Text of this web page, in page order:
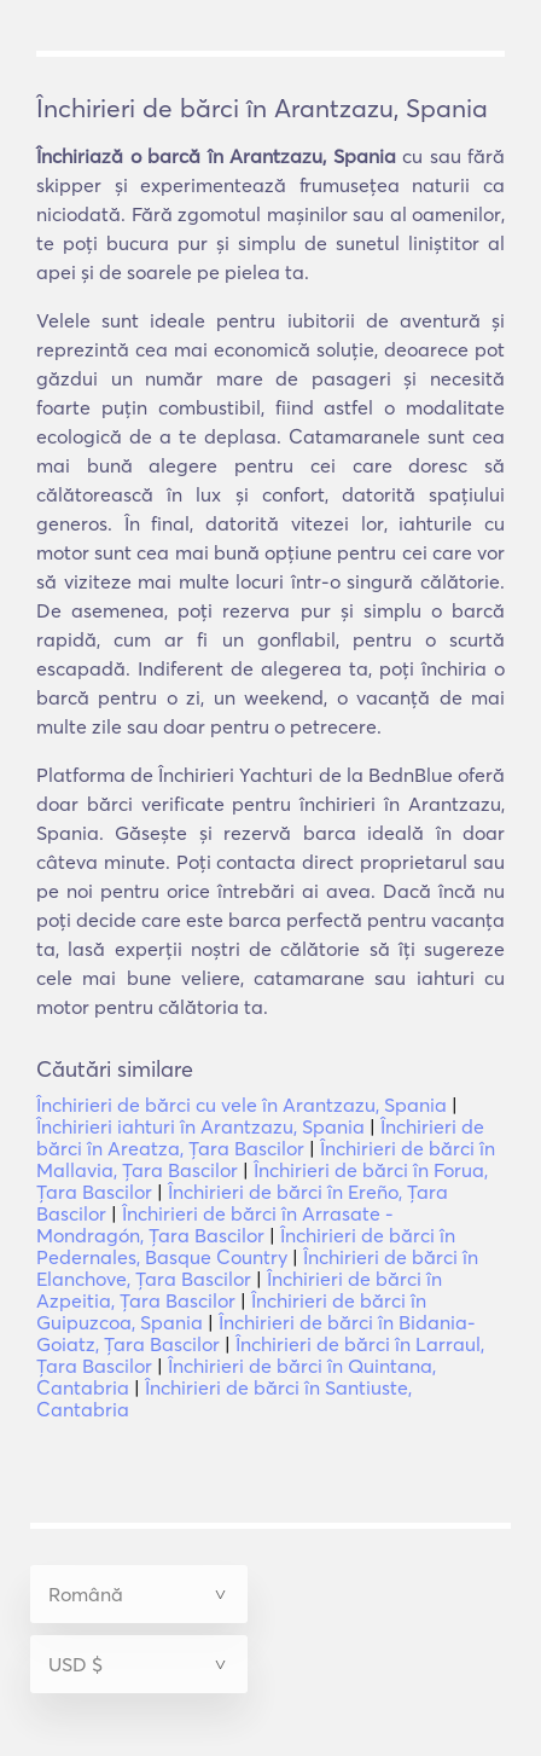
Închirieri de bărci în Arantzazu, Spania
Închiriază o barcă în Arantzazu, Spaniacu sau fără
skipper și experimentează frumusețea naturii ca
niciodată. Fără zgomotul mașinilor sau al oamenilor,
te poți bucura pur și simplu de sunetul liniștitor al
apei și de soarele pe pielea ta.
Velele sunt ideale pentru iubitorii de aventură și
reprezintă cea mai economică soluție, deoarece pot
găzdui un număr mare de pasageri și necesită
foarte puțin combustibil, fiind astfel o modalitate
ecologică de a te deplasa. Catamaranele sunt cea
mai bună alegere pentru cei care doresc să
călătorească în lux și confort, datorită spațiului
generos. În final, datorită vitezei lor, iahturile cu
motor sunt cea mai bună opțiune pentru cei care vor
să viziteze mai multe locuri într-o singură călătorie.
De asemenea, poți rezerva pur și simplu o barcă
rapidă, cum ar fi un gonflabil, pentru o scurtă
escapadă. Indiferent de alegerea ta, poți închiria o
barcă pentru o zi, un weekend, o vacanță de mai
multe zile sau doar pentru o petrecere.
Platforma de Închirieri Yachturi de la BednBlue oferă
doar bărci verificate pentru închirieri în Arantzazu,
Spania. Găsește și rezervă barca ideală în doar
câteva minute. Poți contacta direct proprietarul sau
pe noi pentru orice întrebări ai avea. Dacă încă nu
poți decide care este barca perfectă pentru vacanța
ta, lasă experții noștri de călătorie să îți sugereze
cele mai bune veliere, catamarane sau iahturi cu
motor pentru călătoria ta.
Căutări similare
Închirieri de bărci cu vele în Arantzazu, Spania |
Închirieri iahturi în Arantzazu, Spania | Închirieri de
bărci în Areatza, Ţara Bascilor | Închirieri de bărci în
Mallavia, Ţara Bascilor | Închirieri de bărci în Forua,
Ţara Bascilor | Închirieri de bărci în Ereño, Ţara
Bascilor | Închirieri de bărci în Arrasate -
Mondragón, Ţara Bascilor | Închirieri de bărci în
Pedernales, Basque Country | Închirieri de bărci în
Elanchove, Ţara Bascilor | Închirieri de bărci în
Azpeitia, Ţara Bascilor | Închirieri de bărci în
Guipuzcoa, Spania | Închirieri de bărci în Bidania-
Goiatz, Ţara Bascilor | Închirieri de bărci în Larraul,
Ţara Bascilor | Închirieri de bărci în Quintana,
Cantabria | Închirieri de bărci în Santiuste,
Cantabria